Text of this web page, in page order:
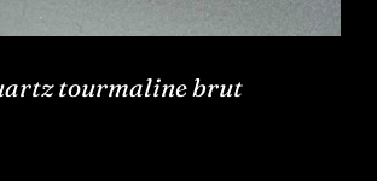
tourmaline brut